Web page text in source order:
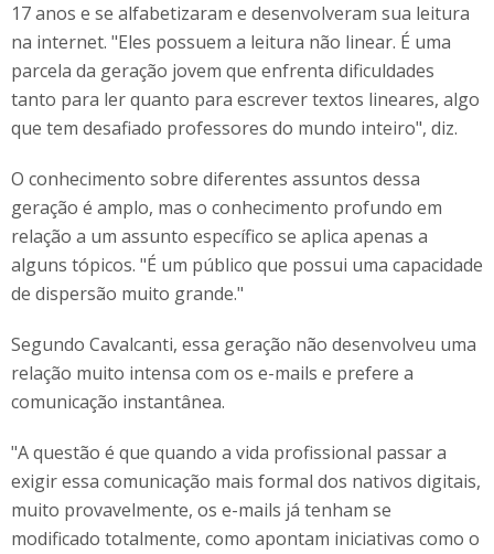
17 anos e se alfabetizaram e desenvolveram sua leitura
na internet. "Eles possuem a leitura não linear. É uma
parcela da geração jovem que enfrenta dificuldades
tanto para ler quanto para escrever textos lineares, algo
que tem desafiado professores do mundo inteiro", diz.
O conhecimento sobre diferentes assuntos dessa
geração é amplo, mas o conhecimento profundo em
relação a um assunto específico se aplica apenas a
alguns tópicos. "É um público que possui uma capacidade
de dispersão muito grande."
Segundo Cavalcanti, essa geração não desenvolveu uma
relação muito intensa com os e-mails e prefere a
comunicação instantânea.
"A questão é que quando a vida profissional passar a
exigir essa comunicação mais formal dos nativos digitais,
muito provavelmente, os e-mails já tenham se
modificado totalmente, como apontam iniciativas como o